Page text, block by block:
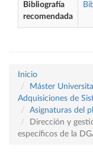
Bibliografía
recomendada
Inicio
Máster
Adquisiciones de
Asignaturas del
Dirección y
específicos de la